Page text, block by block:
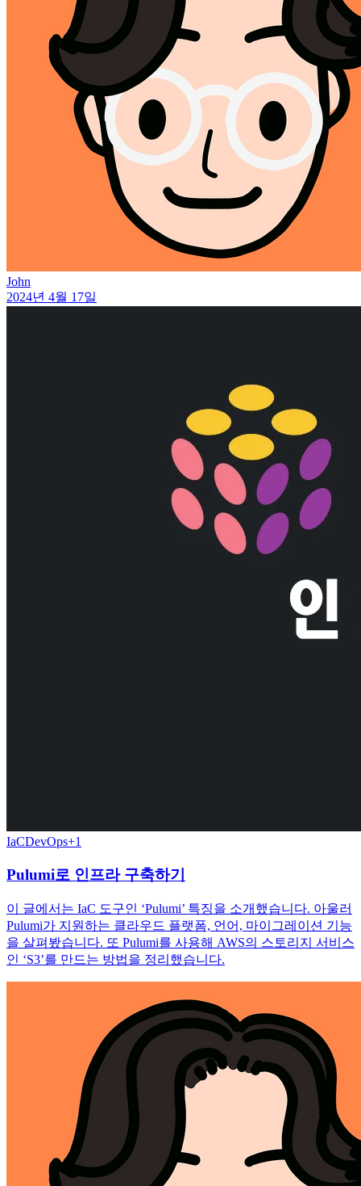
John
2024년 4월 17일
IaCDevOps+1
Pulumi로 인프라 구축하기
이 글에서는 IaC 도구인 ‘Pulumi’ 특징을 소개했습니다. 아울러
Pulumi가 지원하는 클라우드 플랫폼, 언어, 마이그레이션 기능
을 살펴봤습니다. 또 Pulumi를 사용해 AWS의 스토리지 서비스
인 ‘S3’를 만드는 방법을 정리했습니다.